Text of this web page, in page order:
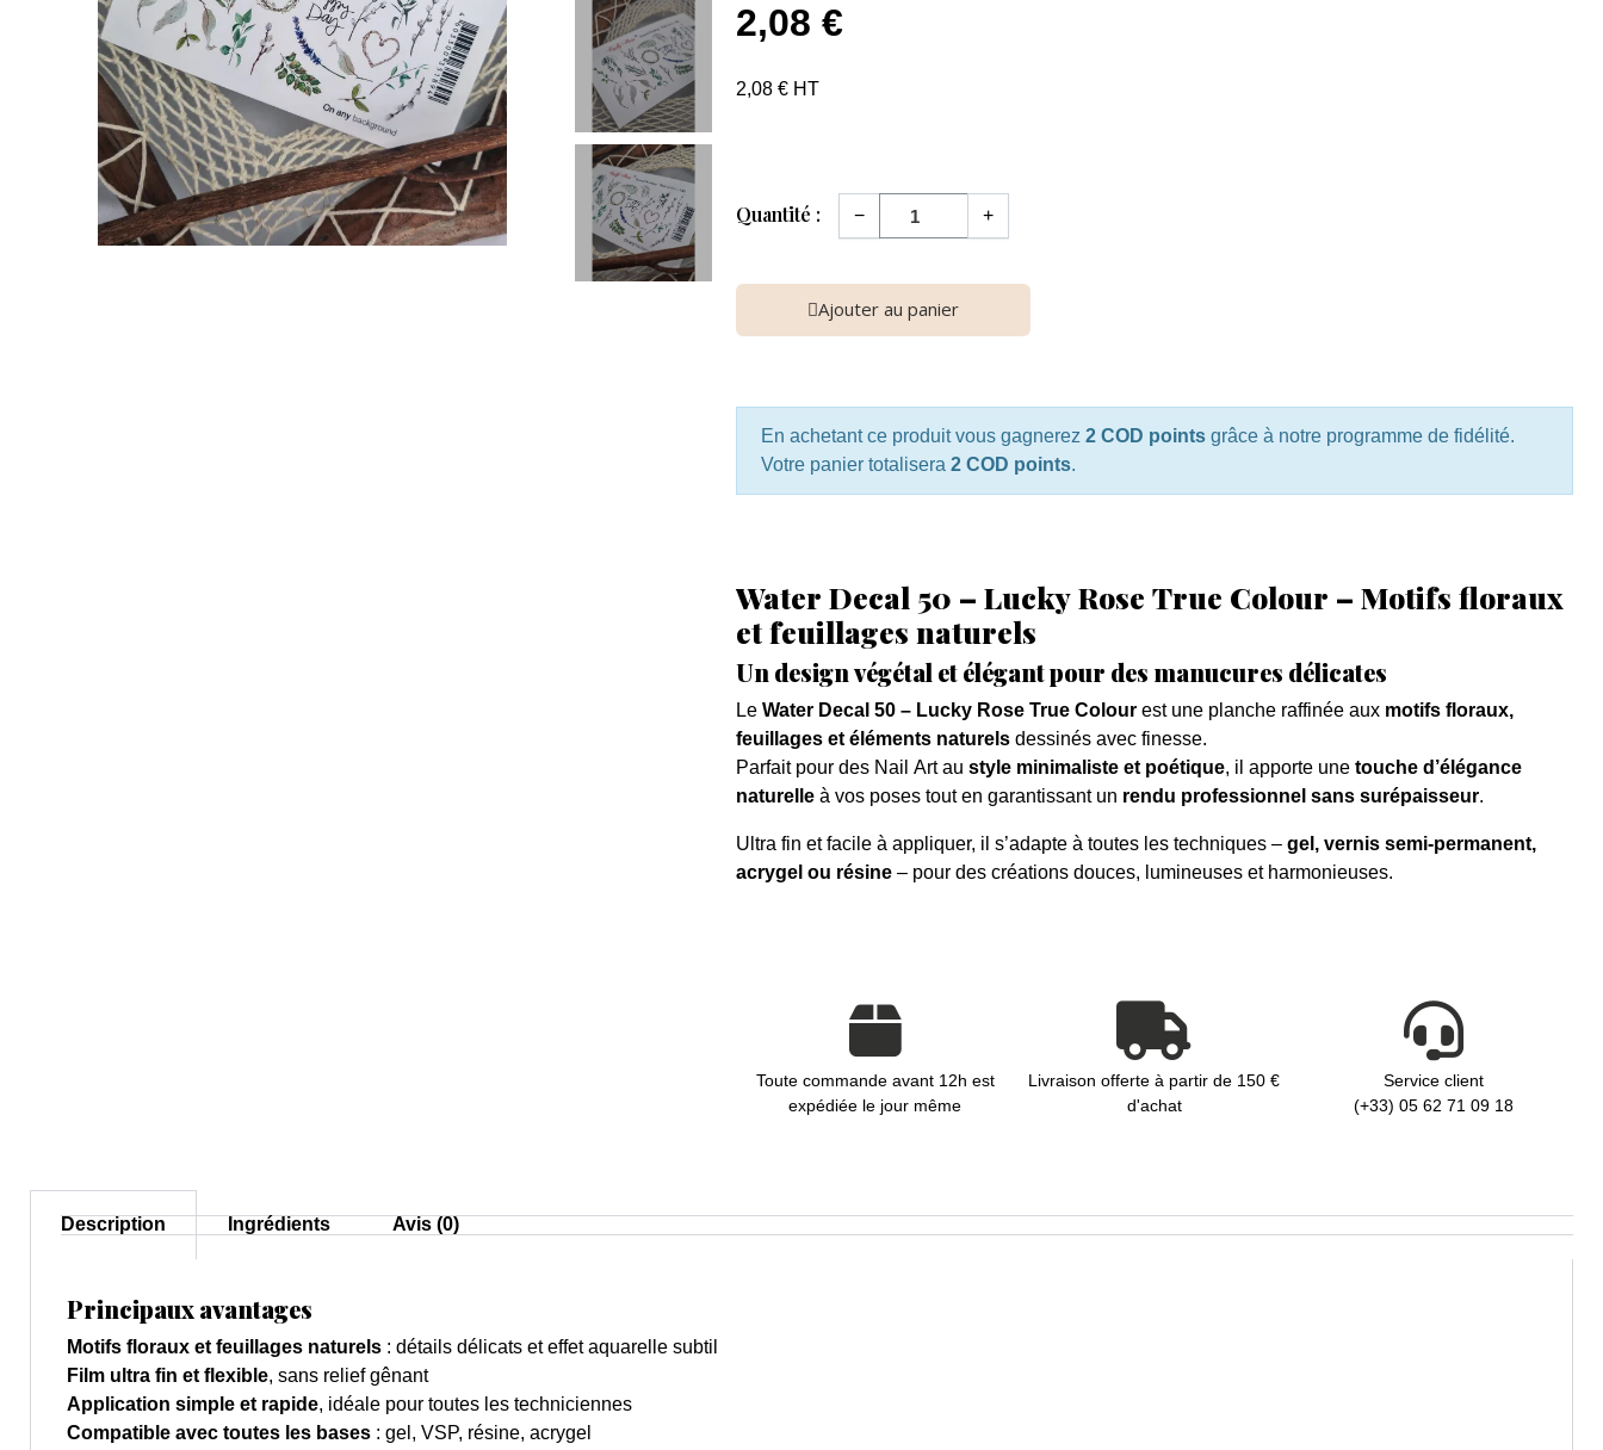
2,08 €
2,08 € HT
Quantité : − +
Ajouter au panier
En achetant ce produit vous gagnerez 2 COD pointsgrâce à notre programme de fidélité.
Votre panier totalisera 2 COD points.
Water Decal 50 – Lucky Rose True Colour – Motifs floraux
et feuillages naturels
Un design végétal et élégant pour des manucures délicates
Le Water Decal 50 – Lucky Rose True Colourest une planche raffinée aux motifs floraux,
feuillages et éléments naturelsdessinés avec finesse.
Parfait pour des Nail Art au style minimaliste et poétique, il apporte une touche d’élégance
naturelleà vos poses tout en garantissant un rendu professionnel sans surépaisseur.
Ultra fin et facile à appliquer, il s’adapte à toutes les techniques – gel, vernis semi-permanent,
acrygel ou résine– pour des créations douces, lumineuses et harmonieuses.
Toute commande avant 12h est
expédiée le jour même
Livraison offerte à partir de 150 €
d'achat
Service client
(+33) 05 62 71 09 18
Description Ingrédients Avis (0)
Principaux avantages
Motifs floraux et feuillages naturels : détails délicats et effet aquarelle subtil
Film ultra fin et flexible, sans relief gênant
Application simple et rapide, idéale pour toutes les techniciennes
Compatible avec toutes les bases : gel, VSP, résine, acrygel